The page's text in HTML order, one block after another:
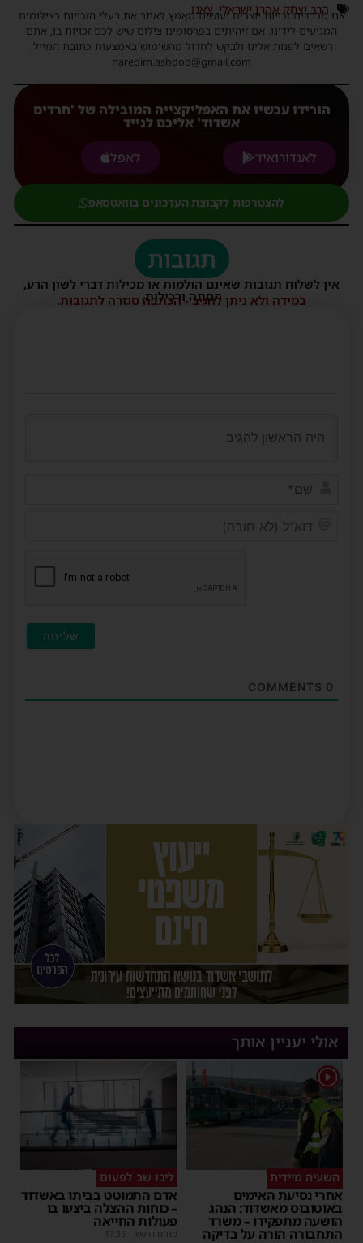
הרב יצחק אהרן ישראלי,צאנז
אנו מכבדים זכויות יוצרים ועושים מאמץ לאתר את בעלי הזכויות בצילומים
המגיעים לידינו. אם זיהיתים בפרסומינו צילום שיש לכם זכויות בו, אתם
רשאים לפנות אלינו ולבקש לחדול מהשימוש באמצעות כתובת המייל:
haredim.ashdod@gmail.com
הורידו עכשיו את האפליקצייה המובילה של 'חרדים
אשדוד' אליכם לנייד
לאנדורואיד
לאפל
להצטרפות לקבוצת העדכונים בוואטסאפ
תגובות
אין לשלוח תגובות שאינם הולמות או מכילות דברי לשון הרע,
הסתה ורכילות.
במידה ולא ניתן להגיב - הכתבה סגורה לתגובות.
COMMENTS
אולי יעניין אותך
1
השעיה מיידית
אחרי נסיעת האימים
באוטובוס מאשדוד: הנהג
הושעה מתפקידו – משרד
התחבורה הורה על בדיקה
ליבו שב לפעום
אדם התמוטט בביתו באשדוד
– כוחות ההצלה ביצעו בו
פעולות החייאה
מנחם דויטש |
17:35